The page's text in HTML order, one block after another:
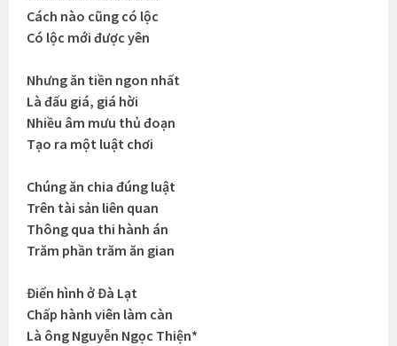
Cách nào cũng có lộc
Có lộc mới được yên
Nhưng ăn tiền ngon nhất
Là đấu giá, giá hời
Nhiều âm mưu thủ đoạn
Tạo ra một luật chơi
Chúng ăn chia đúng luật
Trên tài sản liên quan
Thông qua thi hành án
Trăm phần trăm ăn gian
Điển hình ở Đà Lạt
Chấp hành viên làm càn
Là ông Nguyễn Ngọc Thiện*